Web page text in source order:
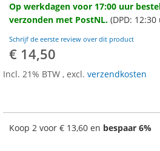
van
de
gallerij
Op werkdagen voor 17:00 uur
verzonden met PostNL. (DPD:
Schrijf de eerste review over dit product
€ 14,50
Incl. 21% BTW , excl. verzendkosten
Koop 2 voor € 13,60 en bespaar 6%